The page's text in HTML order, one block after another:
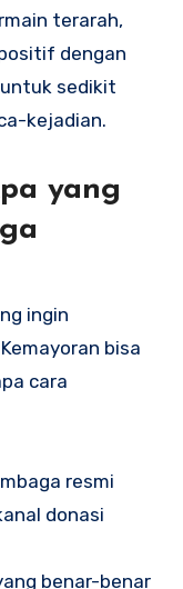
terarah,
dengan
sedikit
kejadian.
yang
ingin
bisa
cara
resmi
donasi
benar-benar